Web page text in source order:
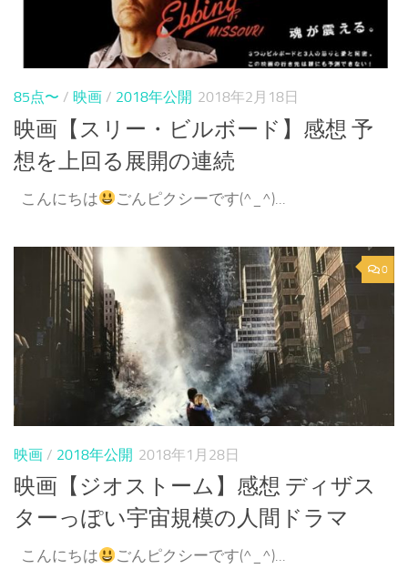
85点〜 / 映画 / 2018年公開 2018年2月18日
映画【スリー・ビルボード】感想 予
想を上回る展開の連続
こんにちは ごんピクシーです(^_^)...
0
映画 / 2018年公開 2018年1月28日
映画【ジオストーム】感想 ディザス
ターっぽい宇宙規模の人間ドラマ
こんにちは ごんピクシーです(^_^)...